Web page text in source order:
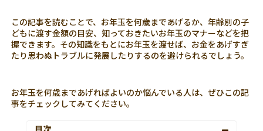
この記事を読むことで、お年玉を何歳まであげるか、年齢別の子
どもに渡す金額の目安、知っておきたいお年玉のマナーなどを把
握できます。その知識をもとにお年玉を渡せば、お金をあげすぎ
たり思わぬトラブルに発展したりするのを避けられるでしょう。
お年玉を何歳まであげればよいのか悩んでいる人は、ぜひこの記
事をチェックしてみてください。